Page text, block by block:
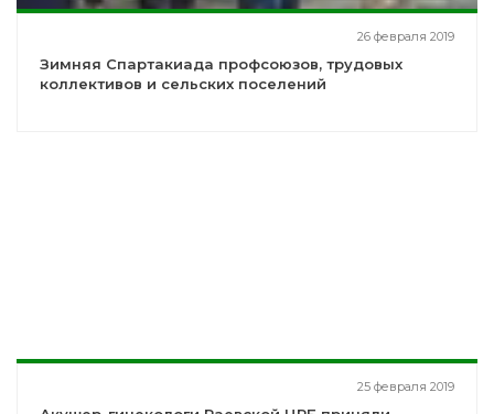
26 февраля 2019
Зимняя Спартакиада профсоюзов, трудовых
коллективов и сельских поселений
25 февраля 2019